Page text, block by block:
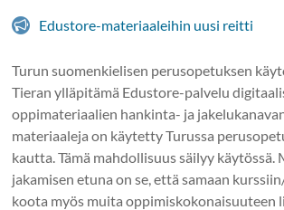
Edustore-materiaaleihin uusi reitti
Turun suomenkielisen perusopetuksen
Tieran ylläpitämä Edustore-palvelu
oppimateriaalien hankinta- ja
materiaaleja on käytetty Turussa
kautta. Tämä mahdollisuus säilyy käytössä.
jakamisen etuna on se, että samaan
koota myös muita oppimiskokonaisuuteen